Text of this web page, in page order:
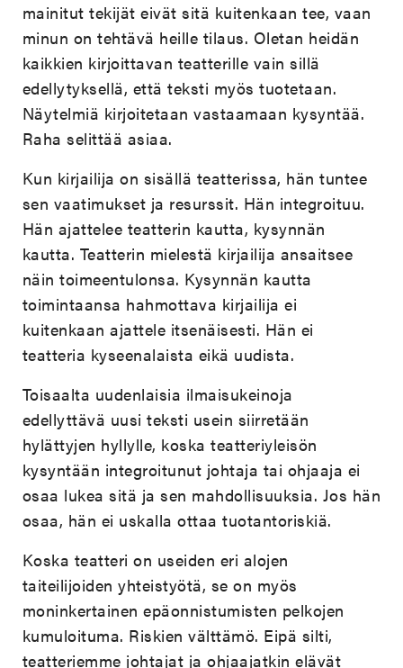
mainitut tekijät eivät sitä kuitenkaan tee, vaan
minun on tehtävä heille tilaus. Oletan heidän
kaikkien kirjoittavan teatterille vain sillä
edellytyksellä, että teksti myös tuotetaan.
Näytelmiä kirjoitetaan vastaamaan kysyntää.
Raha selittää asiaa.
Kun kirjailija on sisällä teatterissa, hän tuntee
sen vaatimukset ja resurssit. Hän integroituu.
Hän ajattelee teatterin kautta, kysynnän
kautta. Teatterin mielestä kirjailija ansaitsee
näin toimeentulonsa. Kysynnän kautta
toimintaansa hahmottava kirjailija ei
kuitenkaan ajattele itsenäisesti. Hän ei
teatteria kyseenalaista eikä uudista.
Toisaalta uudenlaisia ilmaisukeinoja
edellyttävä uusi teksti usein siirretään
hylättyjen hyllylle, koska teatteriyleisön
kysyntään integroitunut johtaja tai ohjaaja ei
osaa lukea sitä ja sen mahdollisuuksia. Jos hän
osaa, hän ei uskalla ottaa tuotantoriskiä.
Koska teatteri on useiden eri alojen
taiteilijoiden yhteistyötä, se on myös
moninkertainen epäonnistumisten pelkojen
kumuloituma. Riskien välttämö. Eipä silti,
teatteriemme johtajat ja ohjaajatkin elävät